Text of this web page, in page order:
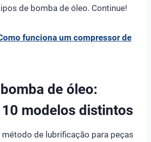
de bomba de óleo. Continue!
funciona um compressor de
de óleo:
modelos distintos
de lubrificação para peças